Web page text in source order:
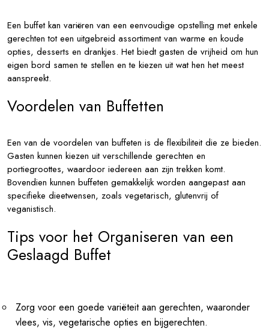
Een buffet kan variëren van een eenvoudige opstelling met enkele
gerechten tot een uitgebreid assortiment van warme en koude
opties, desserts en drankjes. Het biedt gasten de vrijheid om hun
eigen bord samen te stellen en te kiezen uit wat hen het meest
aanspreekt.
Voordelen van Buffetten
Een van de voordelen van buffeten is de flexibiliteit die ze bieden.
Gasten kunnen kiezen uit verschillende gerechten en
portiegroottes, waardoor iedereen aan zijn trekken komt.
Bovendien kunnen buffeten gemakkelijk worden aangepast aan
specifieke dieetwensen, zoals vegetarisch, glutenvrij of
veganistisch.
Tips voor het Organiseren van een
Geslaagd Buffet
Zorg voor een goede variëteit aan gerechten, waaronder
vlees, vis, vegetarische opties en bijgerechten.